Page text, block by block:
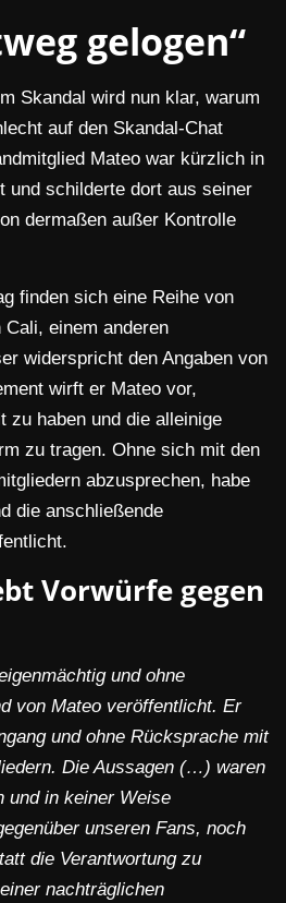
gelogen“
Skandal wird nun klar, warum
auf den Skandal-Chat
Mateo war kürzlich in
und schilderte dort aus seiner
dermaßen außer Kontrolle
finden sich eine Reihe von
Cali, einem anderen
widerspricht den Angaben von
wirft er Mateo vor,
zu haben und die alleinige
zu tragen. Ohne sich mit den
abzusprechen, habe
die anschließende
Vorwürfe gegen
und ohne
von Mateo veröffentlicht. Er
und ohne Rücksprache mit
Die Aussagen (…) waren
und in keiner Weise
unseren Fans, noch
die Verantwortung zu
nachträglichen